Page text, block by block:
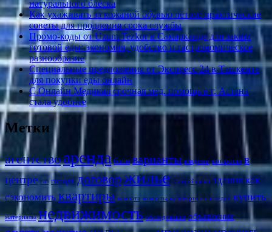
натурального блеска
Как ухаживать за кожаной обувью летом: практические
советы для продления срока службы
Промо-коды от Uzum Tezkor в Самарканде для заказа
готовой еды: экономия, удобство и гастрономическое
разнообразие
Специальные предложения от Экспресс 24 в Ташкенте
для покупки еды онлайн
С Онлайн Медикал срочная мед. помощь в г. Астана
стала удобнее
Метки
агентствоаренда бани варианты владелец вопросы в
центре газ города договоржилье застройщики здания как
сэкономить квартиры комната комнаты культурное наследие купить
материалы недвижимость обследование объявления